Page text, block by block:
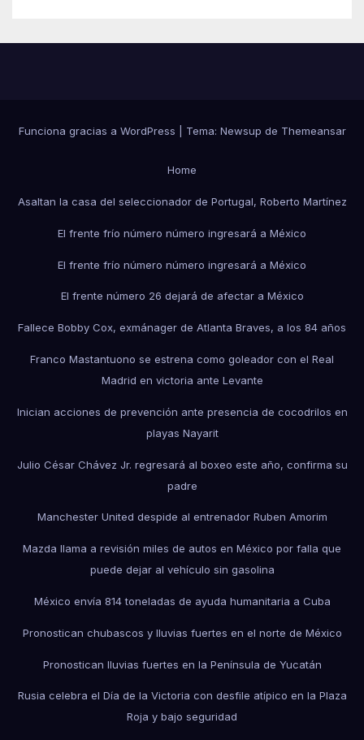
Funciona gracias a WordPress Tema: Newsup de Themeansar
Home
Asaltan la casa del seleccionador de Portugal, Roberto Martínez
El frente frío número número ingresará a México
El frente frío número número ingresará a México
El frente número 26 dejará de afectar a México
Fallece Bobby Cox, exmánager de Atlanta Braves, a los 84 años
Franco Mastantuono se estrena como goleador con el Real
Madrid en victoria ante Levante
Inician acciones de prevención ante presencia de cocodrilos en
playas Nayarit
Julio César Chávez Jr. regresará al boxeo este año, confirma su
padre
Manchester United despide al entrenador Ruben Amorim
Mazda llama a revisión miles de autos en México por falla que
puede dejar al vehículo sin gasolina
México envía 814 toneladas de ayuda humanitaria a Cuba
Pronostican chubascos y lluvias fuertes en el norte de México
Pronostican lluvias fuertes en la Península de Yucatán
Rusia celebra el Día de la Victoria con desfile atípico en la Plaza
Roja y bajo seguridad